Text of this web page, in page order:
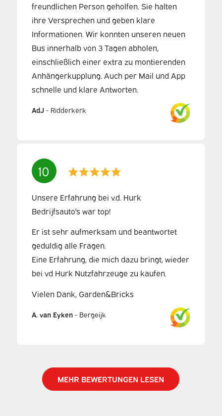
freundlichen Person geholfen. Sie halten
ihre Versprechen und geben klare
Informationen. Wir konnten unseren neuen
Bus innerhalb von 3 Tagen abholen,
einschließlich einer extra zu montierenden
Anhängerkupplung. Auch per Mail und App
schnelle und klare Antworten.
AdJ- Ridderkerk
10
Unsere Erfahrung bei v.d. Hurk
Bedrijfsauto's war top!
Er ist sehr aufmerksam und beantwortet
geduldig alle Fragen.
Eine Erfahrung, die mich dazu bringt, wieder
bei vd Hurk Nutzfahrzeuge zu kaufen.
Vielen Dank, Garden&Bricks
A. van Eyken- Bergeijk
MEHR BEWERTUNGEN LESEN